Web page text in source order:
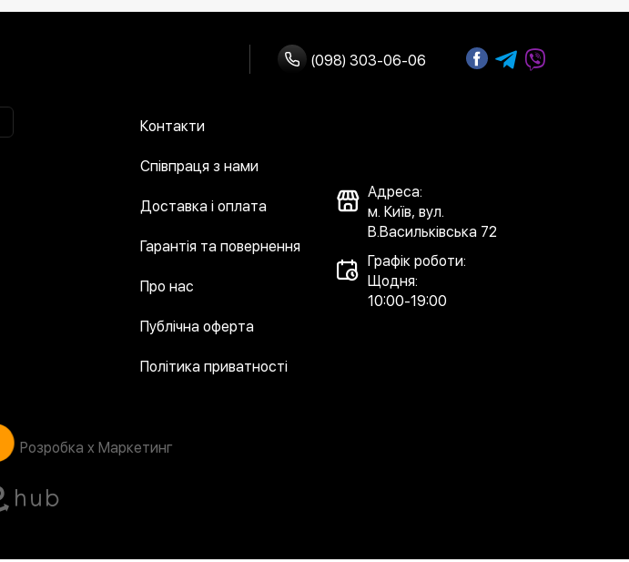
(098) 303-06-06
Контакти
Співпраця з нами
Доставка і оплата
Гарантія та повернення
Про нас
Публічна оферта
Політика приватності
Адреса:
м. Київ, вул.
В.Васильківська 72
Графік роботи:
Щодня:
10:00-19:00
Розробка x Маркетинг